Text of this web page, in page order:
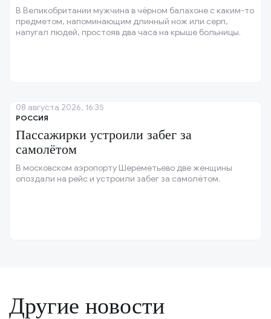
В Великобритании мужчина в чёрном балахоне с каким-то
предметом, напоминающим длинный нож или серп,
напугал людей, простояв два часа на крыше больницы.
РОССИЯ
Пассажирки устроили забег за
самолётом
В московском аэропорту Шереметьево две женщины
опоздали на рейс и устроили забег за самолётом.
08 августа 2026, 16:35
Другие новости